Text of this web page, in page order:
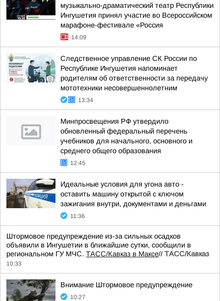
музыкально-драматический театр Республики
Ингушетия принял участие во Всероссийском
марафоне-фестивале «Россия
14:09
Следственное управление СК России по
Республике Ингушетия напоминает
родителям об ответственности за передачу
мототехники несовершеннолетним
13:34
Минпросвещения РФ утвердило
обновленный федеральный перечень
учебников для начального, основного и
среднего общего образования
12:45
Идеальные условия для угона авто -
оставить машину открытой с ключом
зажигания внутри, документами и деньгами
11:36
Штормовое предупреждение из-за сильных осадков
объявили в Ингушетии в ближайшие сутки, сообщили в
региональном ГУ МЧС. ТАСС/Кавказ в Максе// ТАСС/Кавказ
10:33
Внимание Штормовое предупреждение
10:27